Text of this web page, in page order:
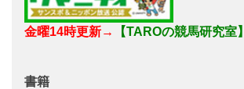
金曜14時更新→ 【TAROの競馬研究室】
書籍